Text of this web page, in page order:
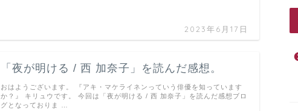
2023年6月17日
「夜が明ける / 西 加奈子」を読んだ感想。
おはようございます。 『アキ・マケライネンっていう俳優を知っています
か？』 キリュウです。 今回は「夜が明ける / 西 加奈子」を読んだ感想ブロ
グとなっておりま …